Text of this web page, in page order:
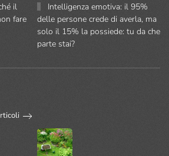
il
fare
Intelligenza emotiva: il 95%
delle persone crede di averla, ma
solo il 15% la possiede: tu da che
parte stai?